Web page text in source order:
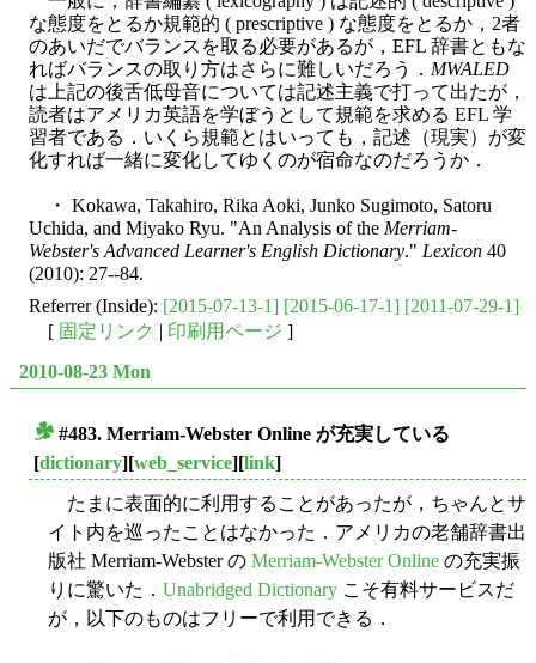
な態度をとるか規範的 ( prescriptive ) な態度をとるか，2者
のあいだでバランスを取る必要があるが，EFL 辞書ともな
ればバランスの取り方はさらに難しいだろう． MWALED
は上記の後舌低母音については記述主義で打って出たが，
読者はアメリカ英語を学ぼうとして規範を求める EFL 学
習者である．いくら規範とはいっても，記述（現実）が変
化すれば一緒に変化してゆくのが宿命なのだろうか．
・ Kokawa, Takahiro, Rika Aoki, Junko Sugimoto, Satoru
Uchida, and Miyako Ryu. "An Analysis of the Merriam-
Webster's Advanced Learner's English Dictionary." Lexicon 40
(2010): 27--84.
Referrer (Inside): [2015-07-13-1] [2015-06-17-1] [2011-07-29-1]
[ 固定リンク | 印刷用ページ ]
2010-08-23 Mon
#483. Merriam-Webster Online が充実している
[dictionary][web_service][link]
たまに表面的に利用することがあったが，ちゃんとサ
イト内を巡ったことはなかった．アメリカの老舗辞書出
版社 Merriam-Webster の Merriam-Webster Online の充実振
りに驚いた． Unabridged Dictionary こそ有料サービスだ
が，以下のものはフリーで利用できる．